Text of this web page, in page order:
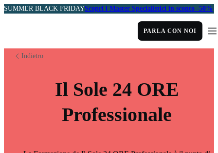
SUMMER BLACK FRIDAYScopri i Master Specialistici in sconto -50%
PARLA CON NOI
Indietro
Il Sole 24 ORE
Professionale